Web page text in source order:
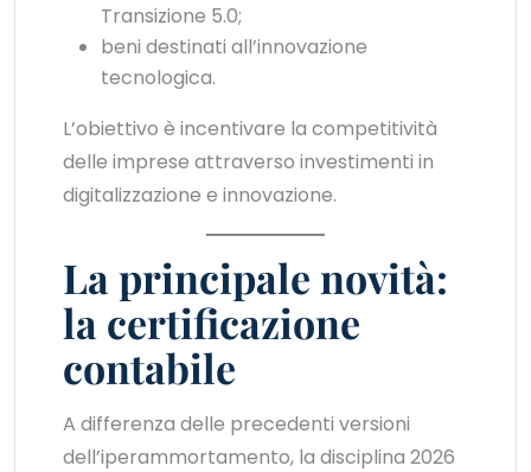
Transizione 5.0;
beni destinati all’innovazione
tecnologica.
L’obiettivo è incentivare la competitività
delle imprese attraverso investimenti in
digitalizzazione e innovazione.
La principale novità:
la certificazione
contabile
A differenza delle precedenti versioni
dell’iperammortamento, la disciplina 2026